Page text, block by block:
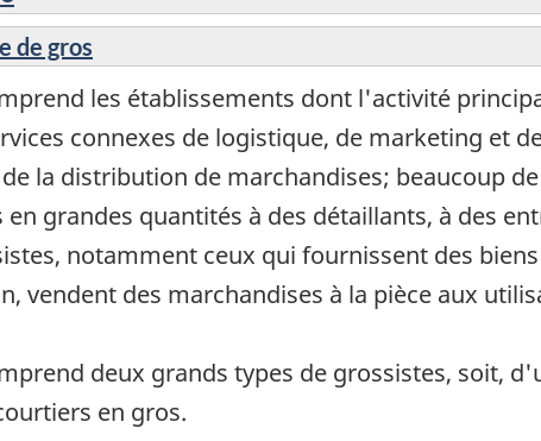
de gros
les établissements dont l'activité
connexes de logistique, de marketing et
la distribution de marchandises; beaucoup
en grandes quantités à des détaillants, à des
notamment ceux qui fournissent des
vendent des marchandises à la pièce aux
deux grands types de grossistes, soit,
en gros.